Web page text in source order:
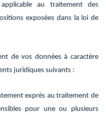
au traitement des
exposées dans la loi de
de vos données à caractère
juridiques suivants :
exprès au traitement de
pour une ou plusieurs